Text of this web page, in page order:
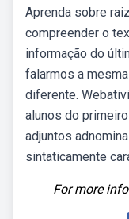
Aprenda sobre
compreender o
informação do
falarmos a
diferente.
alunos do
adjuntos
sintaticamente
For more